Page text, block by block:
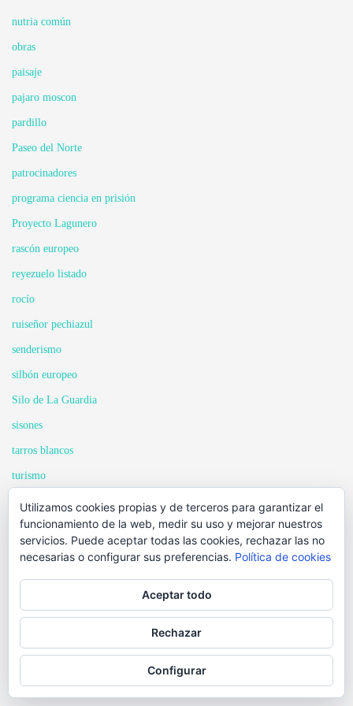
nutria común
obras
paisaje
pajaro moscon
pardillo
Paseo del Norte
patrocinadores
programa ciencia en prisión
Proyecto Lagunero
rascón europeo
reyezuelo listado
rocío
ruiseñor pechiazul
senderismo
silbón europeo
Silo de La Guardia
sisones
tarros blancos
turismo
vencejos
video
Villacañas (Toledo)
zorro común
Utilizamos cookies propias y de terceros para garantizar el
funcionamiento de la web, medir su uso y mejorar nuestros
servicios. Puede aceptar todas las cookies, rechazar las no
necesarias o configurar sus preferencias. Política de cookies
Aceptar todo
Rechazar
Configurar